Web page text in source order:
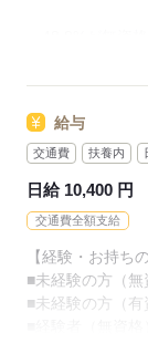
カンタンなお仕
お仕事に慣れて
専門的なことも
（食事・入浴・
きちんと経験を積
あなたもはじめ
・56.7％が未経
スクールもありま
働ける職場をご
介護未経験の方
もちろん経験者
介護福祉士、ケ
介護職員初任者
給与
交通費 扶養内
日給 10,400 円
交通費全額支給
【経験・お持ち
■未経験の方（
■未経験の方（
■経験者（有資